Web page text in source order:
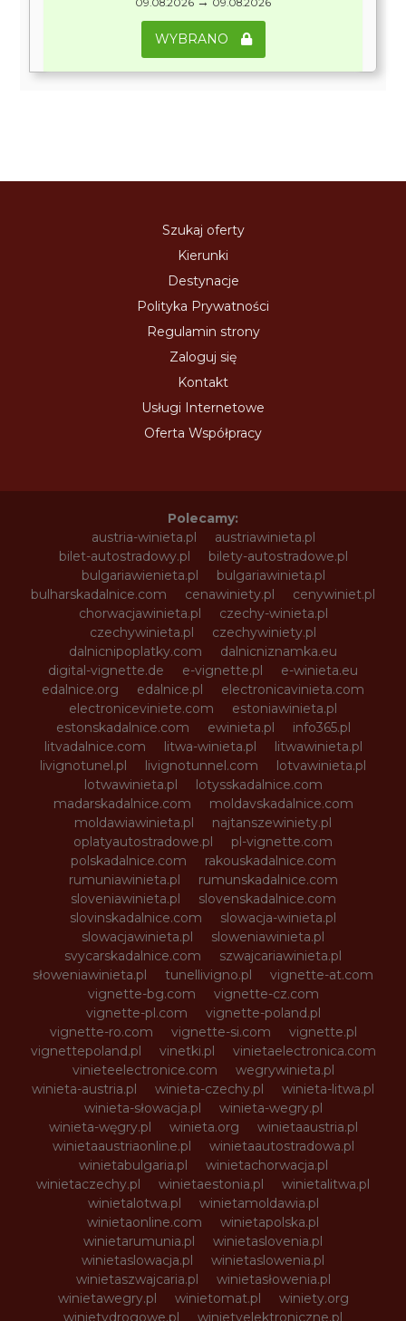
09.08.2026 09.08.2026
WYBRANO
Szukaj oferty
Kierunki
Destynacje
Polityka Prywatności
Regulamin strony
Zaloguj się
Kontakt
Usługi Internetowe
Oferta Współpracy
Polecamy:
austria-winieta.pl
austriawinieta.pl
bilet-autostradowy.pl
bilety-autostradowe.pl
bulgariawienieta.pl
bulgariawinieta.pl
bulharskadalnice.com
cenawiniety.pl
cenywiniet.pl
chorwacjawinieta.pl
czechy-winieta.pl
czechywinieta.pl
czechywiniety.pl
dalnicnipoplatky.com
dalnicniznamka.eu
digital-vignette.de
e-vignette.pl
e-winieta.eu
edalnice.org
edalnice.pl
electronicavinieta.com
electroniceviniete.com
estoniawinieta.pl
estonskadalnice.com
ewinieta.pl
info365.pl
litvadalnice.com
litwa-winieta.pl
litwawinieta.pl
livignotunel.pl
livignotunnel.com
lotvawinieta.pl
lotwawinieta.pl
lotysskadalnice.com
madarskadalnice.com
moldavskadalnice.com
moldawiawinieta.pl
najtanszewiniety.pl
oplatyautostradowe.pl
pl-vignette.com
polskadalnice.com
rakouskadalnice.com
rumuniawinieta.pl
rumunskadalnice.com
sloveniawinieta.pl
slovenskadalnice.com
slovinskadalnice.com
slowacja-winieta.pl
slowacjawinieta.pl
sloweniawinieta.pl
svycarskadalnice.com
szwajcariawinieta.pl
słoweniawinieta.pl
tunellivigno.pl
vignette-at.com
vignette-bg.com
vignette-cz.com
vignette-pl.com
vignette-poland.pl
vignette-ro.com
vignette-si.com
vignette.pl
vignettepoland.pl
vinetki.pl
vinietaelectronica.com
vinieteelectronice.com
wegrywinieta.pl
winieta-austria.pl
winieta-czechy.pl
winieta-litwa.pl
winieta-słowacja.pl
winieta-wegry.pl
winieta-węgry.pl
winieta.org
winietaaustria.pl
winietaaustriaonline.pl
winietaautostradowa.pl
winietabulgaria.pl
winietachorwacja.pl
winietaczechy.pl
winietaestonia.pl
winietalitwa.pl
winietalotwa.pl
winietamoldawia.pl
winietaonline.com
winietapolska.pl
winietarumunia.pl
winietaslovenia.pl
winietaslowacja.pl
winietaslowenia.pl
winietaszwajcaria.pl
winietasłowenia.pl
winietawegry.pl
winietomat.pl
winiety.org
winietydrogowe.pl
winietyelektroniczne.pl